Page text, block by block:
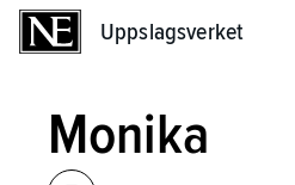
Uppslagsverket
Monika